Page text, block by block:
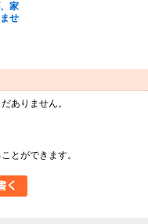
家
せ
ありません。
とができます。